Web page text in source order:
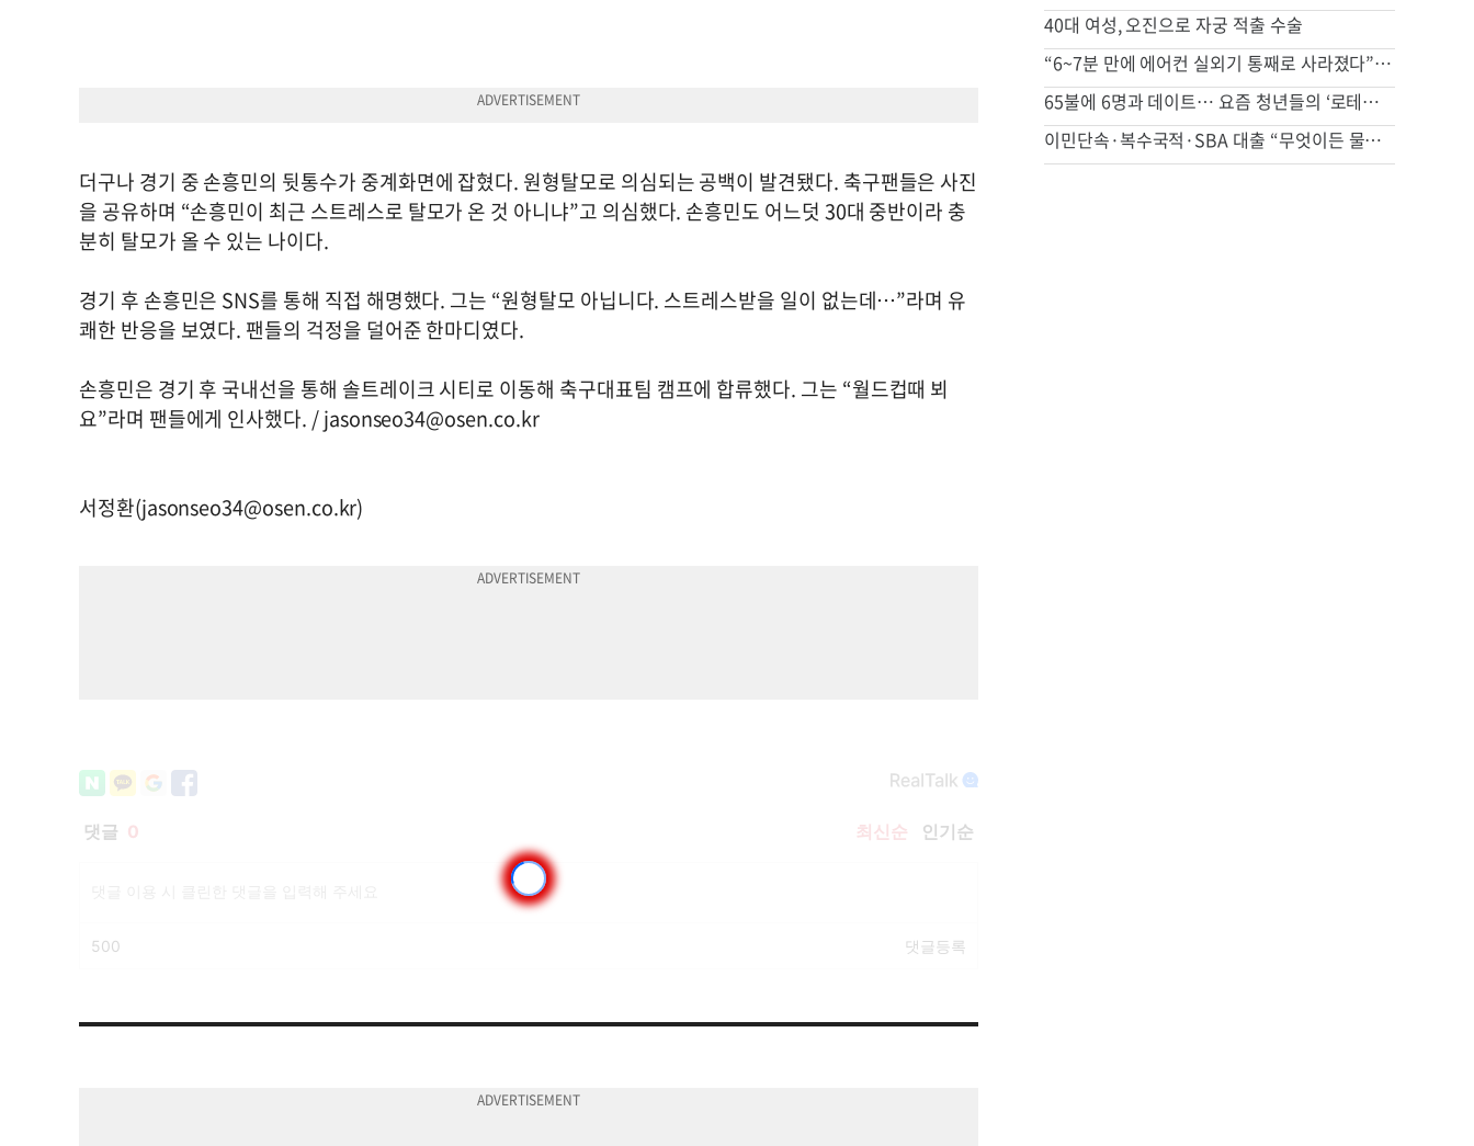
더구나 경기 중 손흥민의 뒷통수가 중계화면에 잡혔다. 원형탈모로 의심되는 공백이 발견됐다. 축구팬들은 사진
을 공유하며 “손흥민이 최근 스트레스로 탈모가 온 것 아니냐”고 의심했다. 손흥민도 어느덧 30대 중반이라 충
분히 탈모가 올 수 있는 나이다.
경기 후 손흥민은 SNS를 통해 직접 해명했다. 그는 “원형탈모 아닙니다. 스트레스받을 일이 없는데…”라며 유
쾌한 반응을 보였다. 팬들의 걱정을 덜어준 한마디였다.
손흥민은 경기 후 국내선을 통해 솔트레이크 시티로 이동해 축구대표팀 캠프에 합류했다. 그는 “월드컵때 뵈
요”라며 팬들에게 인사했다. /jasonseo34@osen.co.kr
서정환(jasonseo34@osen.co.kr)
40대 여성, 오진으로 자궁 적출 수술
“6~7분 만에 에어컨 실외기 통째로 사라졌다” 애틀랜타서 실외기 도난 급증
65불에 6명과 데이트… 요즘 청년들의 ‘로테이션 소개팅’
이민단속·복수국적·SBA 대출 “무엇이든 물어보세요”